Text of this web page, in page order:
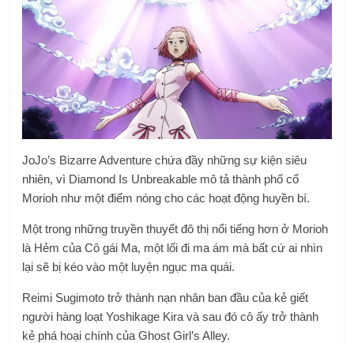
JoJo’s Bizarre Adventure chứa đầy những sự kiện siêu
nhiên, vì Diamond Is Unbreakable mô tả thành phố cổ
Morioh như một điểm nóng cho các hoạt động huyền bí.
Một trong những truyền thuyết đô thị nổi tiếng hơn ở Morioh
là Hẻm của Cô gái Ma, một lối đi ma ám mà bất cứ ai nhìn
lại sẽ bị kéo vào một luyện ngục ma quái.
Reimi Sugimoto trở thành nạn nhân ban đầu của kẻ giết
người hàng loạt Yoshikage Kira và sau đó cô ấy trở thành
kẻ phá hoại chính của Ghost Girl’s Alley.